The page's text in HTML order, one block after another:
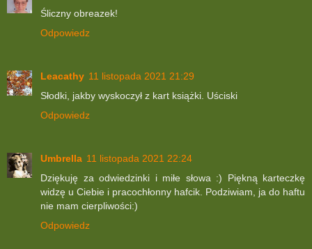
Śliczny obreazek!
Odpowiedz
Leacathy 11 listopada 2021 21:29
Słodki, jakby wyskoczył z kart książki. Uściski
Odpowiedz
Umbrella 11 listopada 2021 22:24
Dziękuję za odwiedzinki i miłe słowa :) Piękną karteczkę
widzę u Ciebie i pracochłonny hafcik. Podziwiam, ja do haftu
nie mam cierpliwości:)
Odpowiedz